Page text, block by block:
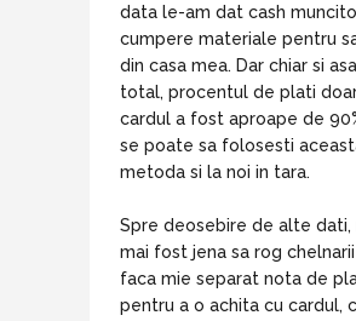
data le-am dat cash
cumpere materiale pentru
din casa mea. Dar chiar si
total, procentul de plati
cardul a fost aproape de
se poate sa folosesti
metoda si la noi in tara.
Spre deosebire de alte dati,
mai fost jena sa rog chelnarii
faca mie separat nota de
pentru a o achita cu cardul,